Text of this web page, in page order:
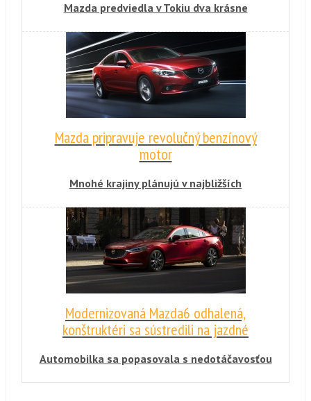
Mazda predviedla v Tokiu dva krásne
jeden z nich ukazuje, ako bude vyzerať nová
generácia Mazdy 3.
Mazda pripravuje revolučný benzínový
motor
Mnohé krajiny plánujú v najbližších
spaľovacím motorom. Na druhej strane
automobilky ešte vidia potenciál na ich
výrazné zlepšovanie. Novú technológiu
prinesie v roku 2019 Mazda.
Modernizovaná Mazda6 odhalená,
konštruktéri sa sústredili na jazdné
Automobilka sa popasovala s nedotáčavosťou